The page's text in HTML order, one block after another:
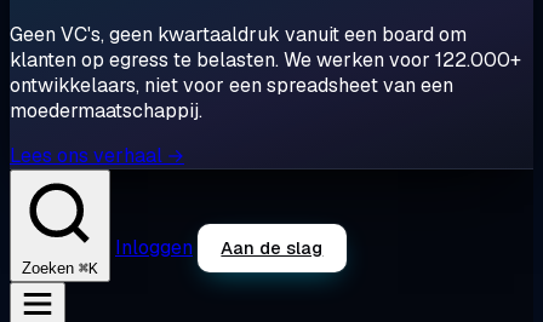
Geen VC's, geen kwartaaldruk vanuit een board om
klanten op egress te belasten. We werken voor 122.000+
ontwikkelaars, niet voor een spreadsheet van een
moedermaatschappij.
Lees ons verhaal →
Zoeken ⌘K
Inloggen Aan de slag